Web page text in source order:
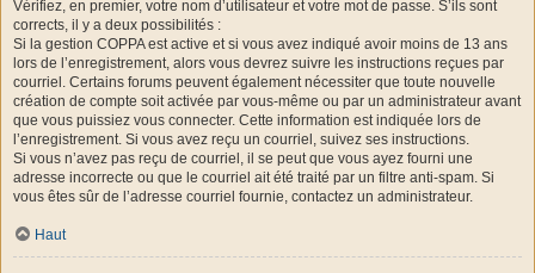
Vérifiez, en premier, votre nom d’utilisateur et votre mot de passe. S’ils sont
corrects, il y a deux possibilités :
Si la gestion COPPA est active et si vous avez indiqué avoir moins de 13 ans
lors de l’enregistrement, alors vous devrez suivre les instructions reçues par
courriel. Certains forums peuvent également nécessiter que toute nouvelle
création de compte soit activée par vous-même ou par un administrateur avant
que vous puissiez vous connecter. Cette information est indiquée lors de
l’enregistrement. Si vous avez reçu un courriel, suivez ses instructions.
Si vous n’avez pas reçu de courriel, il se peut que vous ayez fourni une
adresse incorrecte ou que le courriel ait été traité par un filtre anti-spam. Si
vous êtes sûr de l’adresse courriel fournie, contactez un administrateur.
Haut